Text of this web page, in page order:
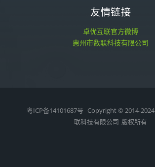
友情链接
卓优互联官方微博
惠州市数联科技有限公司
粤ICP备14101687号 Copyright © 2014-2024
联科技有限公司 版权所有